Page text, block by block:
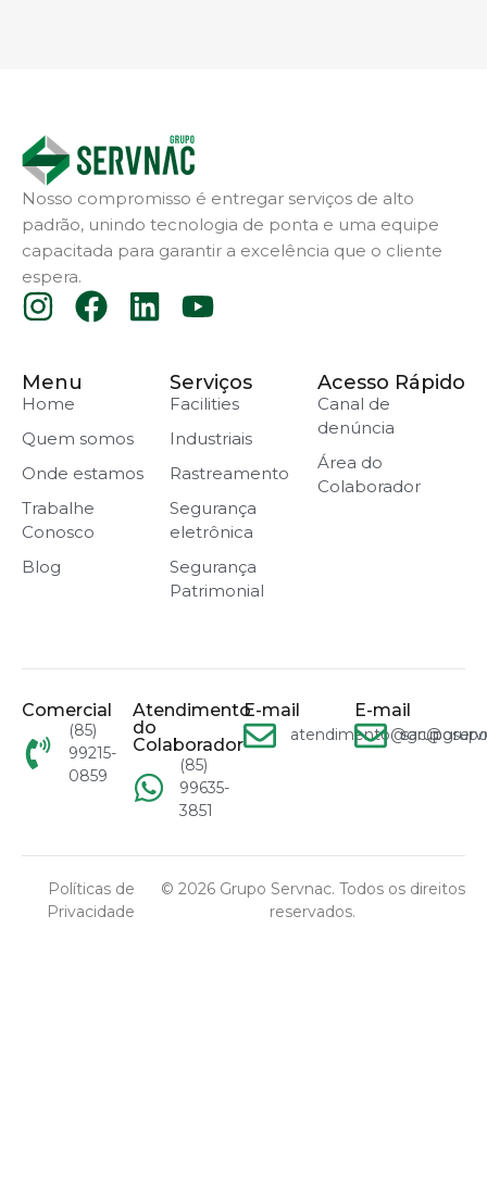
Nosso compromisso é entregar serviços de alto
padrão, unindo tecnologia de ponta e uma equipe
capacitada para garantir a excelência que o cliente
espera.
Menu
Home
Quem somos
Onde estamos
Trabalhe
Conosco
Blog
Serviços
Facilities
Industriais
Rastreamento
Segurança
eletrônica
Segurança
Patrimonial
Acesso Rápido
Canal de
denúncia
Área do
Colaborador
Comercial
(85)
99215-
0859
Atendimento
do
Colaborador
(85)
99635-
3851
E-mail E-mail
© 2026 Grupo Servnac. Todos os direitos
reservados.
Políticas de
Privacidade